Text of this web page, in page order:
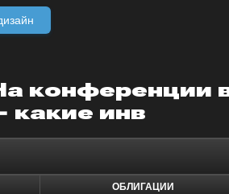
ОБЛИГАЦИИ